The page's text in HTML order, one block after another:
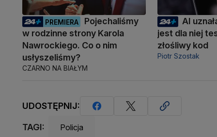
PREMIERA
Pojechaliśmy
w rodzinne strony Karola
Nawrockiego. Co o nim
usłyszeliśmy?
CZARNO NA BIAŁYM
AI
jest dla niej
złośliwy kod
Piotr Szostak
UDOSTĘPNIJ:
TAGI: Policja